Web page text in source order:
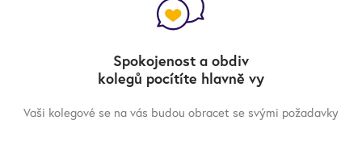
Spokojenost a obdiv
kolegů pocítíte hlavně vy
Vaši kolegové se na vás budou obracet se svými požadavky